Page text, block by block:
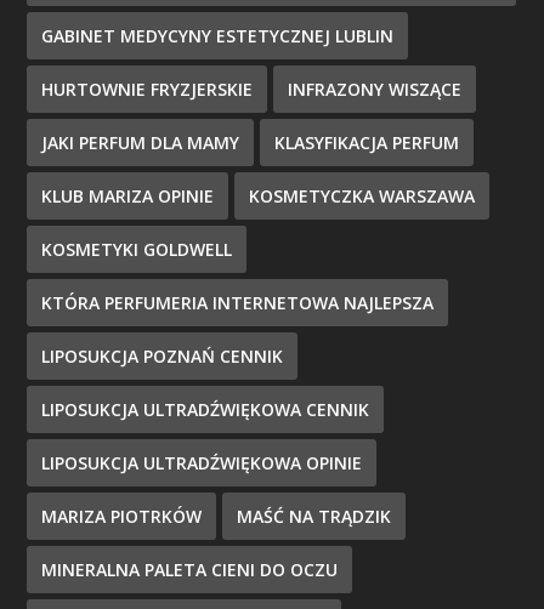
GABINET MEDYCYNY ESTETYCZNEJ LUBLIN
HURTOWNIE FRYZJERSKIE INFRAZONY WISZĄCE
JAKI PERFUM DLA MAMY KLASYFIKACJA PERFUM
KLUB MARIZA OPINIE KOSMETYCZKA WARSZAWA
KOSMETYKI GOLDWELL
KTÓRA PERFUMERIA INTERNETOWA NAJLEPSZA
LIPOSUKCJA POZNAŃ CENNIK
LIPOSUKCJA ULTRADŹWIĘKOWA CENNIK
LIPOSUKCJA ULTRADŹWIĘKOWA OPINIE
MARIZA PIOTRKÓW MAŚĆ NA TRĄDZIK
MINERALNA PALETA CIENI DO OCZU